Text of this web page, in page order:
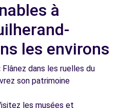
à
les environs
Flânez dans les ruelles du
son patrimoine
les musées et